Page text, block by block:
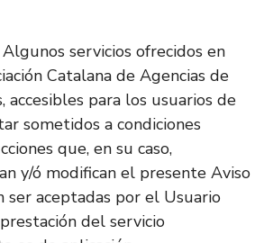
Algunos servicios ofrecidos en
Catalana de Agencias de
accesibles para los usuarios de
sometidos a condiciones
que, en su caso,
y/ó modifican el presente Aviso
ser aceptadas por el Usuario
del servicio